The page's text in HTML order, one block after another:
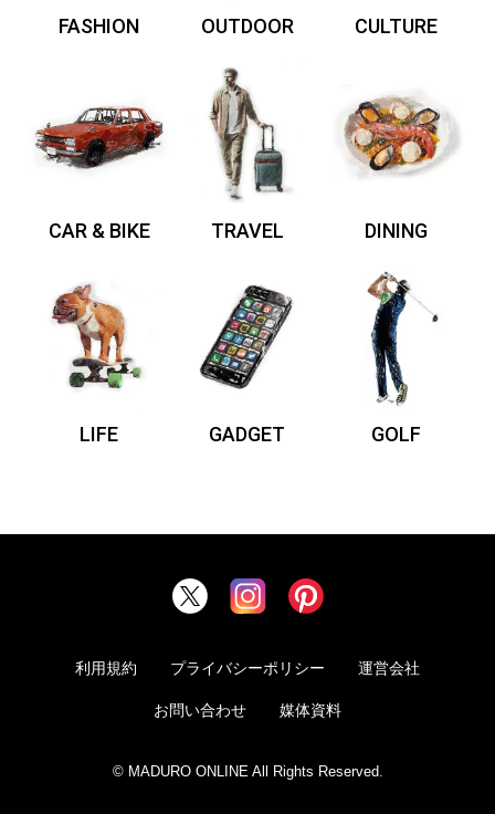
FASHION OUTDOOR CULTURE
CAR & BIKE TRAVEL DINING
LIFE GADGET GOLF
利用規約 プライバシーポリシー 運営会社
お問い合わせ 媒体資料
© MADURO ONLINE All Rights Reserved.